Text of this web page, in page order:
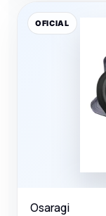
OFICIAL
Osaragi